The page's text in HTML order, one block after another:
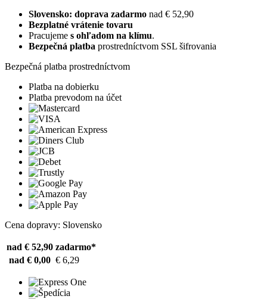
Slovensko: doprava zadarmo nad € 52,90
Bezplatné vrátenie tovaru
Pracujeme s ohľadom na klímu.
Bezpečná platba prostredníctvom SSL šifrovania
Bezpečná platba prostredníctvom
Platba na dobierku
Platba prevodom na účet
Cena dopravy: Slovensko
nad € 52,90 zadarmo*
nad € 0,00 € 6,29